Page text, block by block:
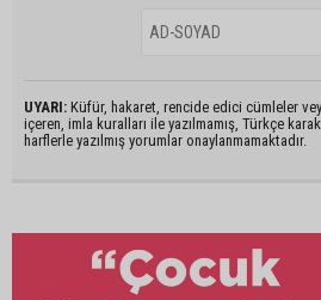
UYARI: Küfür, hakaret, rencide edici cümleler
içeren, imla kuralları ile yazılmamış, Türkçe
harflerle yazılmış yorumlar onaylanmamaktadır.